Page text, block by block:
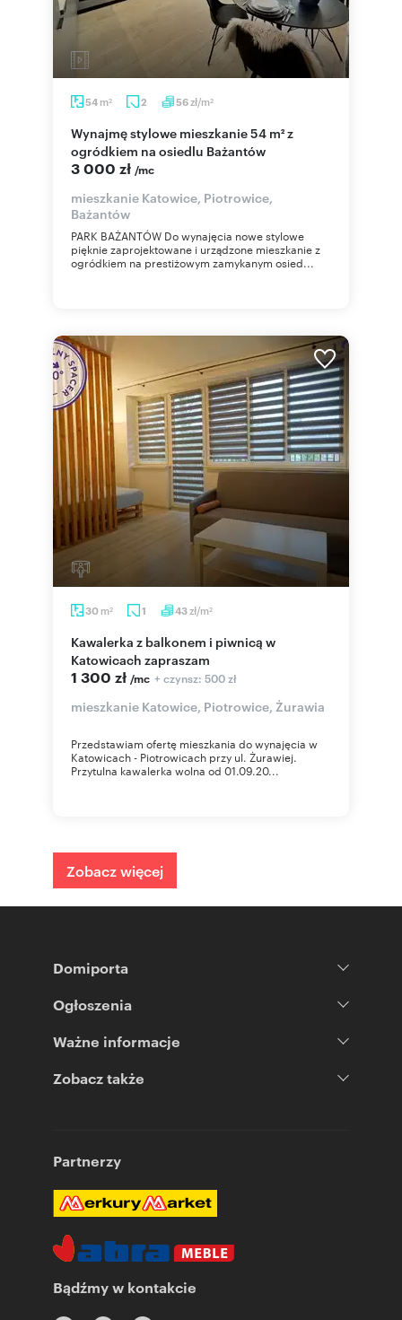
54 m2 2 56zł/m2
Wynajmę stylowe mieszkanie 54 m² z
ogródkiem na osiedlu Bażantów
3 000 zł /mc
mieszkanie Katowice, Piotrowice,
Bażantów
PARK BAŻANTÓW Do wynajęcia nowe stylowe
pięknie zaprojektowane i urządzone mieszkanie z
ogródkiem na prestiżowym zamykanym osied...
30 m2 1 43zł/m2
Kawalerka z balkonem i piwnicą w
Katowicach zapraszam
1 300 zł /mc + czynsz: 500 zł
mieszkanie Katowice, Piotrowice, Żurawia
Przedstawiam ofertę mieszkania do wynajęcia w
Katowicach - Piotrowicach przy ul. Żurawiej.
Przytulna kawalerka wolna od 01.09.20...
Zobacz więcej
Domiporta
Ogłoszenia
Ważne informacje
Zobacz także
Partnerzy
Bądźmy w kontakcie